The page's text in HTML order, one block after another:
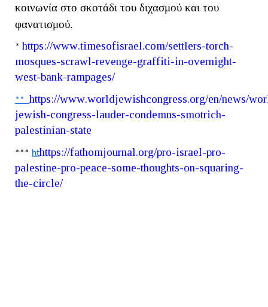
κοινωνία στο σκοτάδι του διχασμού και του
φανατισμού.
* https://www.timesofisrael.com/settlers-torch-
mosques-scrawl-revenge-graffiti-in-overnight-
west-bank-rampages/
** https://www.worldjewishcongress.org/en/news/
jewish-congress-lauder-condemns-smotrich-
palestinian-state
*** hthttps://fathomjournal.org/pro-israel-pro-
palestine-pro-peace-some-thoughts-on-squaring-
the-circle/